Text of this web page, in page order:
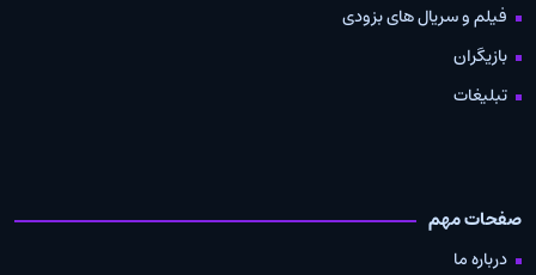
فیلم و سریال های بزودی
بازیگران
تبلیغات
صفحات مهم
درباره ما